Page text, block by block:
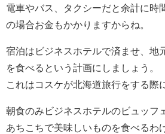
電車やバス、タクシーだと余計に時
の場合お金もかかりますからね。
宿泊はビジネスホテルで済ませ、地
を食べるという計画にしましょう。
これはコスケが北海道旅行をする際
朝食のみビジネスホテルのビュッフ
あちこちで美味しいものを食べるわ